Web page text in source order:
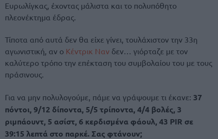
Ευρωλίγκας, έχοντας μάλιστα και το πολυπόθητο
πλεονέκτημα έδρας.
Τίποτα από αυτά δεν θα είχε γίνει, τουλάχιστον την 33η
αγωνιστική, αν ο Κέντρικ Ναν δεν… γιόρταζε με τον
καλύτερο τρόπο την επέκταση του συμβολαίου του με τους
πράσινους.
Για να μην πολυλογούμε, πάμε να γράψουμε τι έκανε: 37
πόντοι, 9/12 δίποντα, 5/5 τρίποντα, 4/4 βολές, 3
ριμπάουντ, 5 ασίστ, 6 κερδισμένα φάουλ, 43 PIR σε
39:15 λεπτά στο παρκέ. Σας φτάνουν;